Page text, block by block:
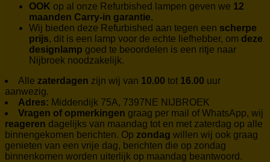
OOK op al onze Refurbished lampen geven we 12
maanden Carry-in garantie.
Wij bieden deze Refurbished aan tegen een scherpe
prijs, dit is een lamp voor de echte liefhebber, om deze
designlamp goed te beoordelen is een ritje naar
Nijbroek noodzakelijk.
Alle zaterdagen zijn wij van 10.00 tot 16.00 uur
aanwezig.
Adres: Middendijk 75A, 7397NE NIJBROEK
Vragen of opmerkingen graag per mail of WhatsApp, wij
reageren dagelijks van maandag tot en met zaterdag op alle
binnengekomen berichten. Op zondag willen wij ook graag
genieten van een vrije dag, berichten die op zondag
binnenkomen worden uiterlijk op maandag beantwoord.